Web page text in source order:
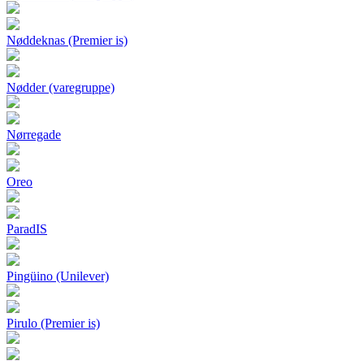
Nøddeknas (Premier is)
Nødder (varegruppe)
Nørregade
Oreo
ParadIS
Pingüino (Unilever)
Pirulo (Premier is)